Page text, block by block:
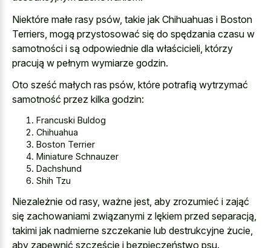
Niektóre małe rasy psów, takie jak Chihuahuas i Boston
Terriers, mogą przystosować się do spędzania czasu w
samotności i są odpowiednie dla właścicieli, którzy
pracują w pełnym wymiarze godzin.
Oto sześć małych ras psów, które potrafią wytrzymać
samotność przez kilka godzin:
Francuski Buldog
Chihuahua
Boston Terrier
Miniature Schnauzer
Dachshund
Shih Tzu
Niezależnie od rasy, ważne jest, aby zrozumieć i zająć
się zachowaniami związanymi z lękiem przed separacją,
takimi jak nadmierne szczekanie lub destrukcyjne żucie,
aby zapewnić szczęście i bezpieczeństwo psu.